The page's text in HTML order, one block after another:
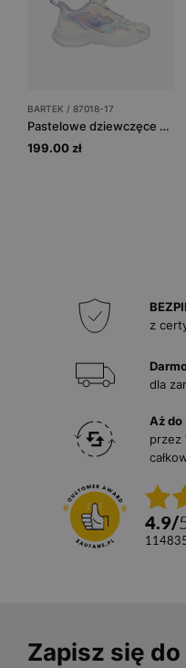
BARTEK / 87018-17
Pastelowe dziewczęce sneakersy z zapięciem na pokrętło BARTEK 87018-17
199.00 zł
z
dla
Aż do
przez
4.9/
Zapisz się